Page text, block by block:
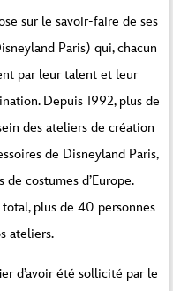
sur le savoir-faire de ses
Paris) qui, chacun
par leur talent et leur
Depuis 1992, plus de
des ateliers de création
de Disneyland Paris,
de costumes d’Europe.
plus de 40 personnes
ateliers.
d’avoir été sollicité par le